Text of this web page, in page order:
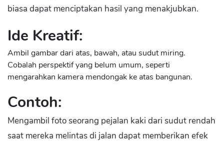
biasa dapat menciptakan hasil yang menakjubkan.
Ide Kreatif:
Ambil gambar dari atas, bawah, atau sudut miring.
Cobalah perspektif yang belum umum, seperti
mengarahkan kamera mendongak ke atas bangunan.
Contoh:
Mengambil foto seorang pejalan kaki dari sudut rendah
saat mereka melintas di jalan dapat memberikan efek